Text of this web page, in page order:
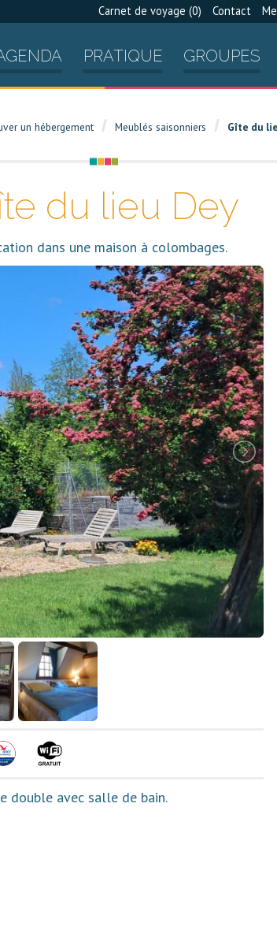
Carnet de voyage (0) Contact
PRATIQUE GROUPES
un hébergement Meublés saisonniers Gîte du
du lieu Dey
dans une maison à colombages.
double avec salle de bain.